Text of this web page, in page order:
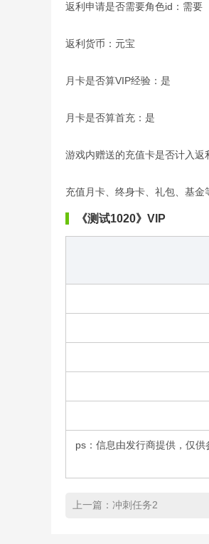
返利申请是否需要角色id：需要
返利货币：元宝
月卡是否算VIP经验：是
月卡是否算首充：是
游戏内赠送的充值卡是否计入返
充值月卡、终身卡、礼包、基金
《测试1020》VIP
ps：信息由发行商提供，仅
上一篇： 冲刺任务2